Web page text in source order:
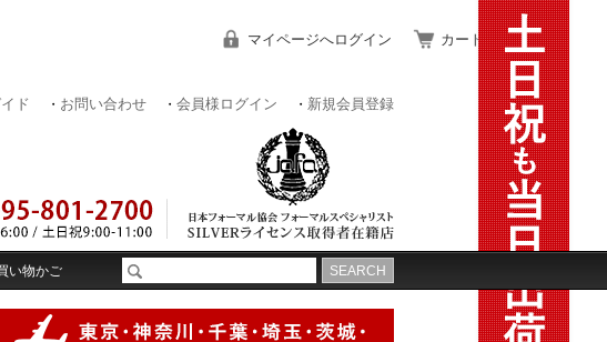
マイページへログイン カートをみる